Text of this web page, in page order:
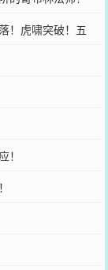
！虎啸突破！五
！